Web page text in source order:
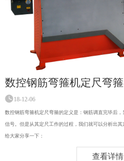
18-12-06
数控钢筋弯箍机定尺弯箍的定义是：钢筋调直完毕后
信号。但是从其定尺工作的过程，我们就可以分析出
给大家分享一下：
查看详